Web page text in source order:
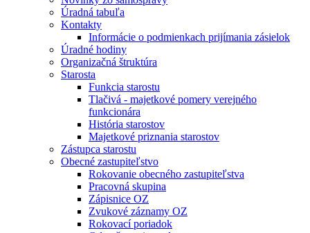
Úradná tabuľa
Kontakty
Informácie o podmienkach prijímania zásielok
Úradné hodiny
Organizačná štruktúra
Starosta
Funkcia starostu
Tlačivá - majetkové pomery verejného
funkcionára
História starostov
Majetkové priznania starostov
Zástupca starostu
Obecné zastupiteľstvo
Rokovanie obecného zastupiteľstva
Pracovná skupina
Zápisnice OZ
Zvukové záznamy OZ
Rokovací poriadok